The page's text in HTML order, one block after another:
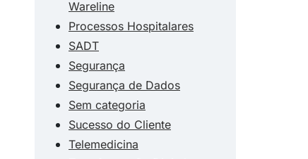
Wareline
Processos Hospitalares
SADT
Segurança
Segurança de Dados
Sem categoria
Sucesso do Cliente
Telemedicina